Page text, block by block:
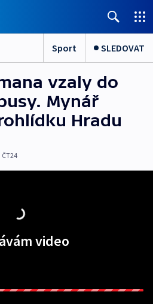
Sport SLEDOVAT
vzaly do
Mynář
Hradu
ČT24
video